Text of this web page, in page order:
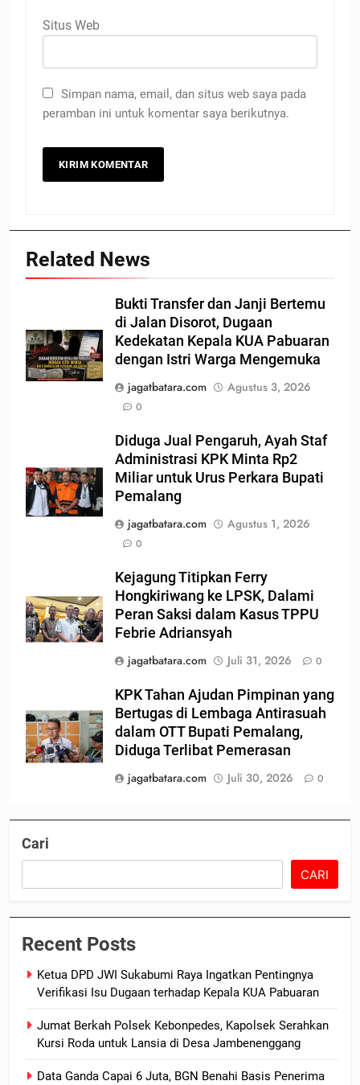
Situs Web
Simpan nama, email, dan situs web saya pada
peramban ini untuk komentar saya berikutnya.
Related News
Bukti Transfer dan Janji Bertemu
di Jalan Disorot, Dugaan
Kedekatan Kepala KUA Pabuaran
dengan Istri Warga Mengemuka
jagatbatara.com
Agustus 3, 2026
0
Diduga Jual Pengaruh, Ayah Staf
Administrasi KPK Minta Rp2
Miliar untuk Urus Perkara Bupati
Pemalang
jagatbatara.com
Agustus 1, 2026
0
Kejagung Titipkan Ferry
Hongkiriwang ke LPSK, Dalami
Peran Saksi dalam Kasus TPPU
Febrie Adriansyah
jagatbatara.com
Juli 31, 2026 0
KPK Tahan Ajudan Pimpinan yang
Bertugas di Lembaga Antirasuah
dalam OTT Bupati Pemalang,
Diduga Terlibat Pemerasan
jagatbatara.com
Juli 30, 2026 0
Cari
CARI
Recent Posts
Ketua DPD JWI Sukabumi Raya Ingatkan Pentingnya
Verifikasi Isu Dugaan terhadap Kepala KUA Pabuaran
Jumat Berkah Polsek Kebonpedes, Kapolsek Serahkan
Kursi Roda untuk Lansia di Desa Jambenenggang
Data Ganda Capai 6 Juta, BGN Benahi Basis Penerima